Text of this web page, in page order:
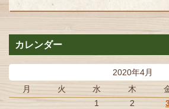
カレンダー
2020年4月
月
火 水 木
1 2